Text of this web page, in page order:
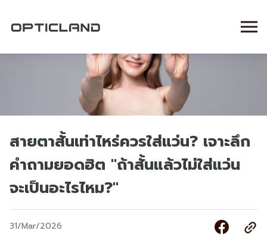
สายตาสั้นเท่าไหร่ควรใส่แว่น? เจาะลึก
คำถามยอดฮิต "ถ้าสั้นแล้วไม่ใส่แว่น
จะเป็นอะไรไหม?"
31/Mar/2026